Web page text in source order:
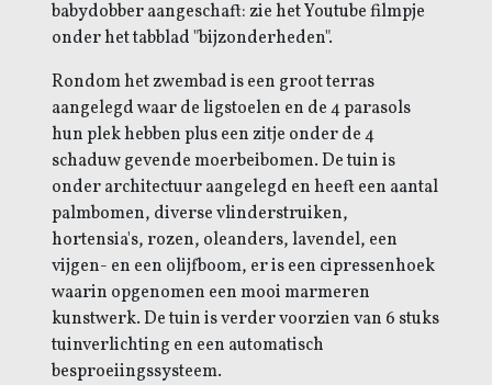
babydobber aangeschaft: zie het Youtube filmpje
onder het tabblad "bijzonderheden".
Rondom het zwembad is een groot terras
aangelegd waar de ligstoelen en de 4 parasols
hun plek hebben plus een zitje onder de 4
schaduw gevende moerbeibomen. De tuin is
onder architectuur aangelegd en heeft een aantal
palmbomen, diverse vlinderstruiken,
hortensia's, rozen, oleanders, lavendel, een
vijgen- en een olijfboom, er is een cipressenhoek
waarin opgenomen een mooi marmeren
kunstwerk. De tuin is verder voorzien van 6 stuks
tuinverlichting en een automatisch
besproeiingssysteem.